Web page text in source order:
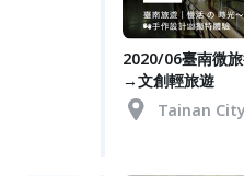
2020/06臺南微
→文創輕旅遊
Tainan City